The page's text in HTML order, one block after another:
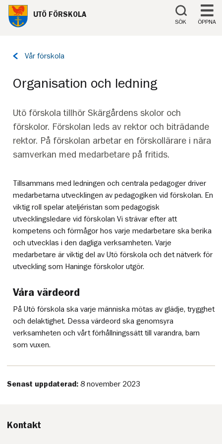
Till innehåll på sidan
UTÖ FÖRSKOLA
SÖK ÖPPNA
Tillbaka
Vår förskola
Organisation och ledning
Utö förskola tillhör Skärgårdens skolor och
förskolor. Förskolan leds av rektor och biträdande
rektor. På förskolan arbetar en förskollärare i nära
samverkan med medarbetare på fritids.
Tillsammans med ledningen och centrala pedagoger driver
medarbetarna utvecklingen av pedagogiken vid förskolan. En
viktig roll spelar ateljéristan som pedagogisk
utvecklingsledare vid förskolan Vi strävar efter att
kompetens och förmågor hos varje medarbetare ska berika
och utvecklas i den dagliga verksamheten. Varje
medarbetare är viktig del av Utö förskola och det nätverk för
utveckling som Haninge förskolor utgör.
Våra värdeord
På Utö förskola ska varje människa mötas av glädje, trygghet
och delaktighet. Dessa värdeord ska genomsyra
verksamheten och vårt förhållningssätt till varandra, barn
som vuxen.
Senast uppdaterad:8 november 2023
Kontakt